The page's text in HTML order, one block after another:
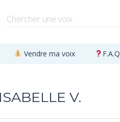
Vendre ma voix F.A.Q
V.